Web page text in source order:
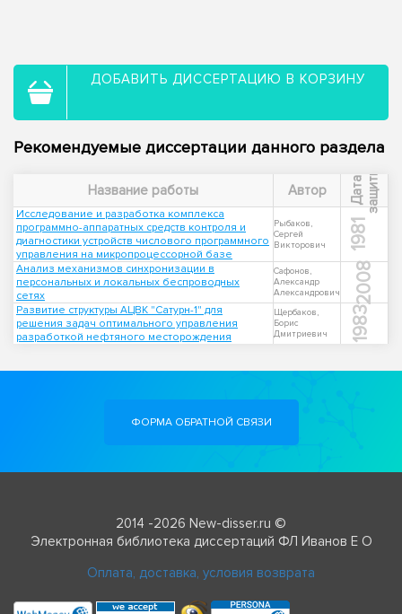
ДОБАВИТЬ ДИССЕРТАЦИЮ В КОРЗИНУ
Рекомендуемые диссертации данного раздела
Название работы Автор Д
а
т
а
з
а
щ
и
т ы
Исследование и разработка комплекса
программно-аппаратных средств контроля и
диагностики устройств числового программного
управления на микропроцессорной базе
Рыбаков,
Сергей
Викторович
1981
Анализ механизмов синхронизации в
персональных и локальных беспроводных
сетях
Сафонов,
Александр
Александрович
2008
Развитие структуры АЦВК "Сатурн-1" для
решения задач оптимального управления
разработкой нефтяного месторождения
Щербаков,
Борис
Дмитриевич
1983
ФОРМА ОБРАТНОЙ СВЯЗИ
2014 -2026 New-disser.ru ©
Электронная библиотека диссертаций ФЛ Иванов Е О
Оплата, доставка, условия возврата